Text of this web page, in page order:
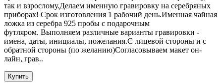
так и взрослому.Делаем именную гравировку на серебряных
приборах! Срок изготовления 1 рабочий день.Именная чайная
ложка из серебра 925 пробы с подарочным
футляром. Выполняем различные варианты гравировки -
имена, даты, инициалы, пожелания.С лицевой стороны и с
обратной стороны (по желанию)Согласовываем макет он-
лайн, грав..
Купить